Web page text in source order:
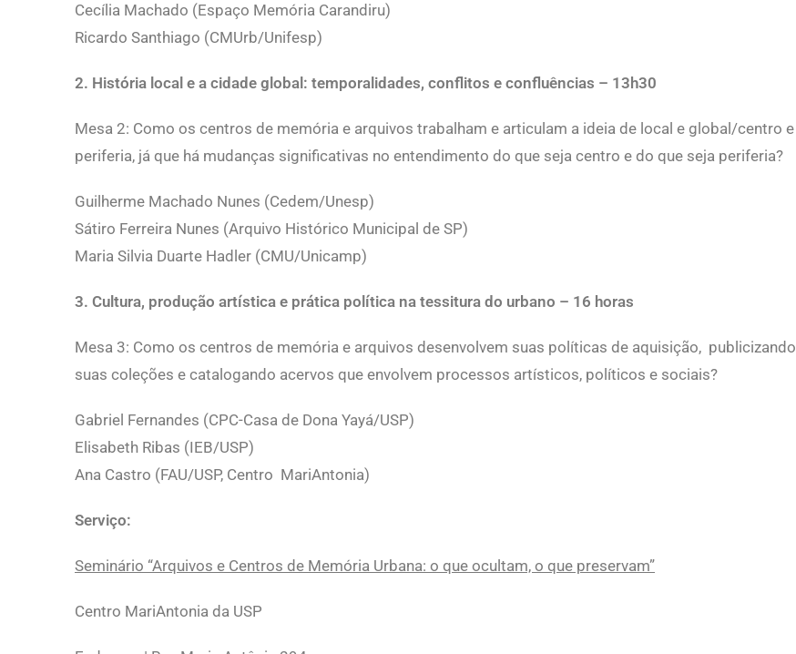
Cecília Machado (Espaço Memória Carandiru)
Ricardo Santhiago (CMUrb/Unifesp)
2. História local e a cidade global: temporalidades, conflitos e confluências – 13h30
Mesa 2: Como os centros de memória e arquivos trabalham e articulam a ideia de local e global/centro e
periferia, já que há mudanças significativas no entendimento do que seja centro e do que seja periferia?
Guilherme Machado Nunes (Cedem/Unesp)
Sátiro Ferreira Nunes (Arquivo Histórico Municipal de SP)
Maria Silvia Duarte Hadler (CMU/Unicamp)
3. Cultura, produção artística e prática política na tessitura do urbano – 16 horas
Mesa 3: Como os centros de memória e arquivos desenvolvem suas políticas de aquisição, publicizando
suas coleções e catalogando acervos que envolvem processos artísticos, políticos e sociais?
Gabriel Fernandes (CPC-Casa de Dona Yayá/USP)
Elisabeth Ribas (IEB/USP)
Ana Castro (FAU/USP, Centro MariAntonia)
Serviço:
Seminário “Arquivos e Centros de Memória Urbana: o que ocultam, o que preservam”
Centro MariAntonia da USP